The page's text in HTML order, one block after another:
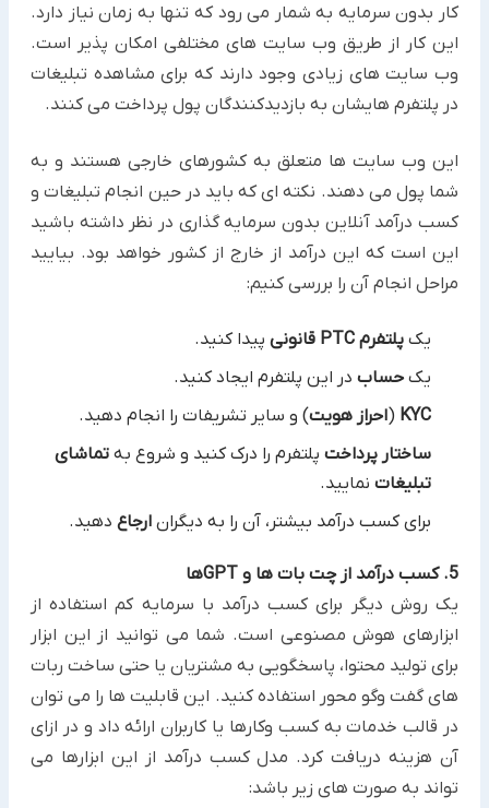
کار بدون سرمایه به شمار می رود که تنها به زمان نیاز دارد.
این کار از طریق وب سایت های ‏‏مختلفی امکان پذیر است.
وب سایت های زیادی وجود دارند که برای مشاهده تبلیغات
در پلتفرم هایشان به بازدیدکنندگان پول ‏‏پرداخت می کنند.
این وب سایت ها متعلق به کشورهای خارجی هستند و به
شما پول می دهند. نکته ای که باید در حین انجام تبلیغات و
کسب ‏درآمد ‏آنلاین بدون سرمایه گذاری در نظر داشته باشید
این است که این درآمد از خارج از کشور خواهد بود. بیایید
مراحل انجام ‏آن را ‏بررسی کنیم:‏
یک پلتفرم ‏PTC‏ قانونی
پیدا کنید.‏
یکحساب در این پلتفرم ایجاد کنید.‏
(احراز هویت) و سایر تشریفات را انجام دهید.‏
ساختار پرداخت پلتفرم را درک کنید و شروع به تماشای
تبلیغات نمایید.‏
برای کسب درآمد بیشتر، آن را به دیگران ارجاع دهید.‏
5. کسب درآمد از چت بات ها و ‏GPTها
یک روش دیگر برای کسب درآمد با سرمایه کم ‏استفاده از
ابزارهای هوش مصنوعی است. شما می توانید از این ابزار
‏برای تولید محتوا، پاسخگویی به مشتریان یا حتی ساخت ربات
های گفت وگو محور استفاده کنید. این قابلیت ها را می توان
در ‏قالب خدمات به کسب وکارها یا کاربران ارائه داد و در ازای
آن هزینه دریافت کرد.‏ مدل کسب درآمد از این ابزارها می
تواند به صورت های زیر باشد:‏